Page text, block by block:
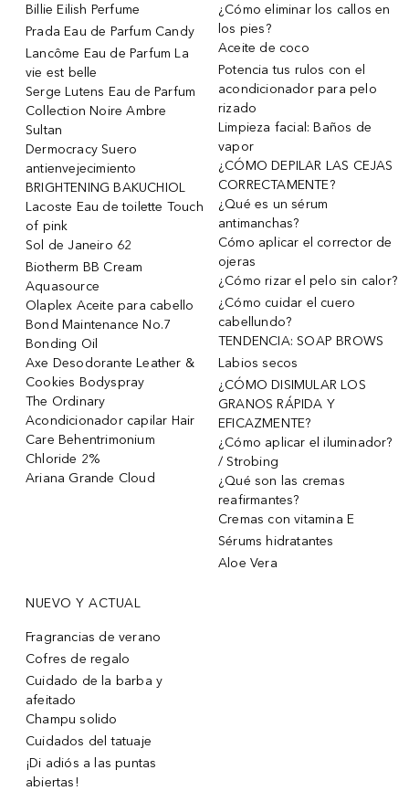
Billie Eilish Perfume
Prada Eau de Parfum Candy
Lancôme Eau de Parfum La
vie est belle
Serge Lutens Eau de Parfum
Collection Noire Ambre
Sultan
Dermocracy Suero
antienvejecimiento
BRIGHTENING BAKUCHIOL
Lacoste Eau de toilette Touch
of pink
Sol de Janeiro 62
Biotherm BB Cream
Aquasource
Olaplex Aceite para cabello
Bond Maintenance No.7
Bonding Oil
Axe Desodorante Leather &
Cookies Bodyspray
The Ordinary
Acondicionador capilar Hair
Care Behentrimonium
Chloride 2%
Ariana Grande Cloud
¿Cómo eliminar los callos en
los pies?
Aceite de coco
Potencia tus rulos con el
acondicionador para pelo
rizado
Limpieza facial: Baños de
vapor
¿CÓMO DEPILAR LAS CEJAS
CORRECTAMENTE?
¿Qué es un sérum
antimanchas?
Cómo aplicar el corrector de
ojeras
¿Cómo rizar el pelo sin calor?
¿Cómo cuidar el cuero
cabellundo?
TENDENCIA: SOAP BROWS
Labios secos
¿CÓMO DISIMULAR LOS
GRANOS RÁPIDA Y
EFICAZMENTE?
¿Cómo aplicar el iluminador?
/ Strobing
¿Qué son las cremas
reafirmantes?
Cremas con vitamina E
Sérums hidratantes
Aloe Vera
NUEVO Y ACTUAL
Fragrancias de verano
Cofres de regalo
Cuidado de la barba y
afeitado
Champu solido
Cuidados del tatuaje
¡Di adiós a las puntas
abiertas!